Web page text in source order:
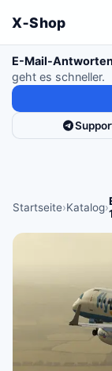
X‑Shop
E-Mail-
geht es schneller.
Startseite›Katalog›